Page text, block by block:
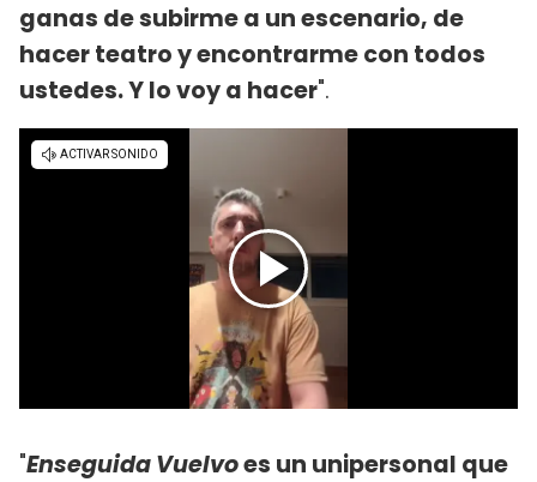
ganas de subirme a un escenario, de
hacer teatro y encontrarme con todos
ustedes. Y lo voy a hacer".
"Enseguida Vuelvoes un unipersonal que